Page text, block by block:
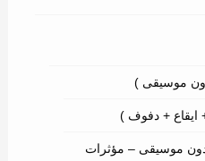
موسيقى )
ايقاع + دفوف )
موسيقى – مؤثرات